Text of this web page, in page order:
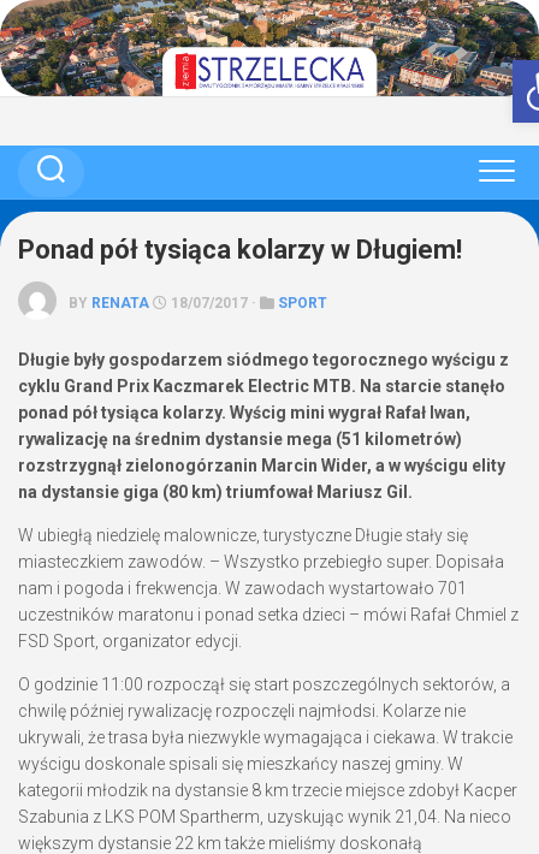
Skip
to
content
Ponad pół tysiąca kolarzy w Długiem!
BY RENATA 18/07/2017 · SPORT
Długie były gospodarzem siódmego tegorocznego wyścigu z
cyklu Grand Prix Kaczmarek Electric MTB. Na starcie stanęło
ponad pół tysiąca kolarzy. Wyścig mini wygrał Rafał Iwan,
rywalizację na średnim dystansie mega (51 kilometrów)
rozstrzygnął zielonogórzanin Marcin Wider, a w wyścigu elity
na dystansie giga (80 km) triumfował Mariusz Gil.
W ubiegłą niedzielę malownicze, turystyczne Długie stały się
miasteczkiem zawodów. – Wszystko przebiegło super. Dopisała
nam i pogoda i frekwencja. W zawodach wystartowało 701
uczestników maratonu i ponad setka dzieci – mówi Rafał Chmiel z
FSD Sport, organizator edycji.
O godzinie 11:00 rozpoczął się start poszczególnych sektorów, a
chwilę później rywalizację rozpoczęli najmłodsi. Kolarze nie
ukrywali, że trasa była niezwykle wymagająca i ciekawa. W trakcie
wyścigu doskonale spisali się mieszkańcy naszej gminy. W
kategorii młodzik na dystansie 8 km trzecie miejsce zdobył Kacper
Szabunia z LKS POM Spartherm, uzyskując wynik 21,04. Na nieco
większym dystansie 22 km także mieliśmy doskonałą